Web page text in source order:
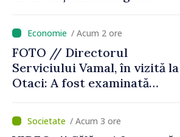
cetățenii să reducă
consumul în orele de vârf
/ Acum 2 ore
FOTO // Directorul
Serviciului Vamal, în vizită la
Otaci: A fost examinată
control vamal cu un scanner
performant/ Acum 3 ore